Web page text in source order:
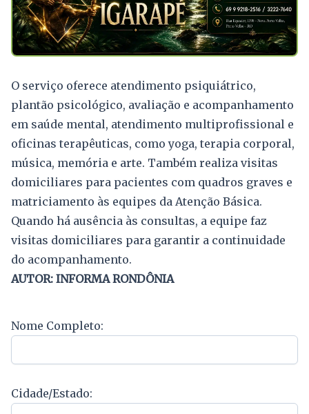
O serviço oferece atendimento psiquiátrico,
plantão psicológico, avaliação e acompanhamento
em saúde mental, atendimento multiprofissional e
oficinas terapêuticas, como yoga, terapia corporal,
música, memória e arte. Também realiza visitas
domiciliares para pacientes com quadros graves e
matriciamento às equipes da Atenção Básica.
Quando há ausência às consultas, a equipe faz
visitas domiciliares para garantir a continuidade
do acompanhamento.
AUTOR: INFORMA RONDÔNIA
Nome Completo:
Cidade/Estado: